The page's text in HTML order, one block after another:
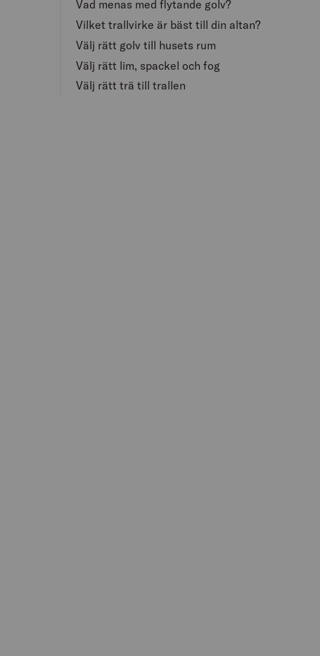
Vad menas med flytande golv?
Vilket trallvirke är bäst till din altan?
Välj rätt golv till husets rum
Välj rätt lim, spackel och fog
Välj rätt trä till trallen